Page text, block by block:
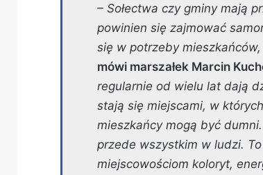
– Sołectwa czy gminy mają
powinien się zajmować
się w potrzeby
mówi marszałek Marcin
regularnie od wielu lat dają
stają się miejscami, w
mieszkańcy mogą być
przede wszystkim w ludzi. To
miejscowościom koloryt,